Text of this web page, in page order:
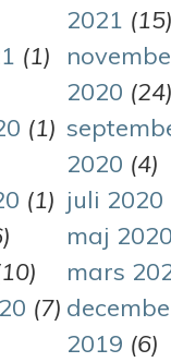
2021 (15)
(1)
2020 (24)
(1)
2020 (4)
(1) juli 2020
maj 2020
mars
(7)
2019 (6)